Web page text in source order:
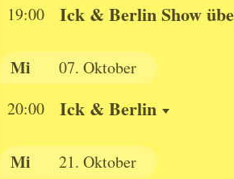
19:00
Ick & Berlin Show
Mi 07. Oktober
20:00
Ick & Berlin
Mi 21. Oktober